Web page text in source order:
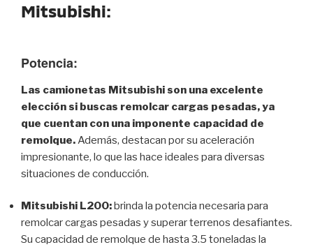
Mitsubishi:
Potencia:
Las camionetas Mitsubishi son una excelente
elección si buscas remolcar cargas pesadas, ya
que cuentan con una imponente capacidad de
remolque. Además, destacan por su aceleración
impresionante, lo que las hace ideales para diversas
situaciones de conducción.
Mitsubishi L200:brinda la potencia necesaria para
remolcar cargas pesadas y superar terrenos desafiantes.
Su capacidad de remolque de hasta 3.5 toneladas la